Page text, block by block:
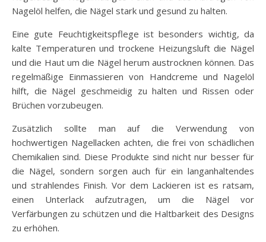
Nagelöl helfen, die Nägel stark und gesund zu halten.
Eine gute Feuchtigkeitspflege ist besonders wichtig, da
kalte Temperaturen und trockene Heizungsluft die Nägel
und die Haut um die Nägel herum austrocknen können. Das
regelmäßige Einmassieren von Handcreme und Nagelöl
hilft, die Nägel geschmeidig zu halten und Rissen oder
Brüchen vorzubeugen.
Zusätzlich sollte man auf die Verwendung von
hochwertigen Nagellacken achten, die frei von schädlichen
Chemikalien sind. Diese Produkte sind nicht nur besser für
die Nägel, sondern sorgen auch für ein langanhaltendes
und strahlendes Finish. Vor dem Lackieren ist es ratsam,
einen Unterlack aufzutragen, um die Nägel vor
Verfärbungen zu schützen und die Haltbarkeit des Designs
zu erhöhen.